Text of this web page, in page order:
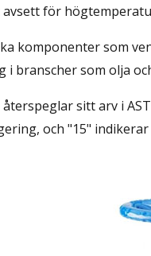
för
komponenter som
branscher som olja
återspeglar sitt arv i
och "15"